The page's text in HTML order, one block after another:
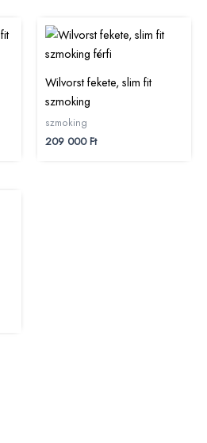
Wilvorst fekete, slim fit
szmoking
szmoking
209 000Ft